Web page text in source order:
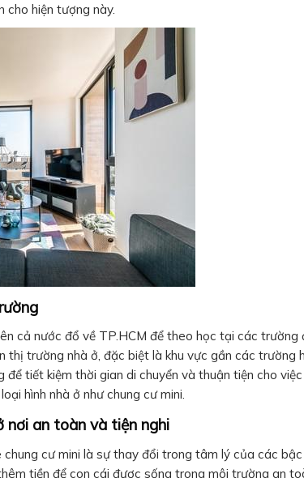
cho hiện tượng này.
cả nước đổ về TP.HCM để theo học tại các trường
thị trường nhà ở, đặc biệt là khu vực gần các trường
tiết kiệm thời gian di chuyển và thuận tiện cho việc
hình nhà ở như chung cư mini.
nơi an toàn và tiện nghi
cư mini là sự thay đổi trong tâm lý của các bậc
tiền để con cái được sống trong môi trường an